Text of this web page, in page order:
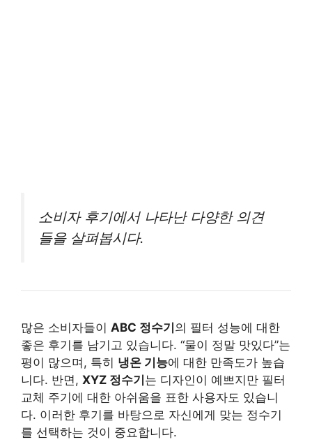
소비자 후기에서 나타난 다양한 의견
들을 살펴봅시다.
많은 소비자들이 ABC 정수기 의 필터 성능에 대한
좋은 후기를 남기고 있습니다. “물이 정말 맛있다”는
평이 많으며, 특히 냉온 기능에 대한 만족도가 높습
니다. 반면, XYZ 정수기 는 디자인이 예쁘지만 필터
교체 주기에 대한 아쉬움을 표한 사용자도 있습니
다. 이러한 후기를 바탕으로 자신에게 맞는 정수기
를 선택하는 것이 중요합니다.